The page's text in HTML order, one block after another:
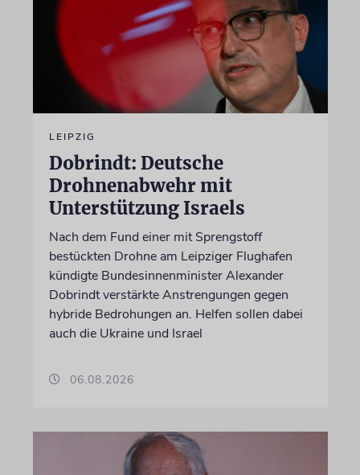
LEIPZIG
Dobrindt: Deutsche
Drohnenabwehr mit
Unterstützung Israels
Nach dem Fund einer mit Sprengstoff
bestückten Drohne am Leipziger Flughafen
kündigte Bundesinnenminister Alexander
Dobrindt verstärkte Anstrengungen gegen
hybride Bedrohungen an. Helfen sollen dabei
auch die Ukraine und Israel
06.08.2026